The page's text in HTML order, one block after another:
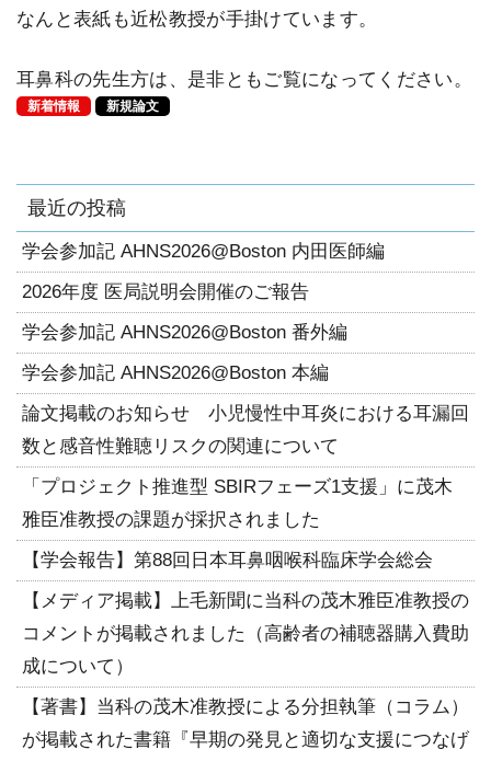
なんと表紙も近松教授が手掛けています。
耳鼻科の先生方は、是非ともご覧になってください。
新着情報 新規論文
最近の投稿
学会参加記 AHNS2026@Boston 内田医師編
2026年度 医局説明会開催のご報告
学会参加記 AHNS2026@Boston 番外編
学会参加記 AHNS2026@Boston 本編
論文掲載のお知らせ 小児慢性中耳炎における耳漏回
数と感音性難聴リスクの関連について
「プロジェクト推進型 SBIRフェーズ1支援」に茂木
雅臣准教授の課題が採択されました
【学会報告】第88回日本耳鼻咽喉科臨床学会総会
【メディア掲載】上毛新聞に当科の茂木雅臣准教授の
コメントが掲載されました（高齢者の補聴器購入費助
成について）
【著書】当科の茂木准教授による分担執筆（コラム）
が掲載された書籍『早期の発見と適切な支援につなげ